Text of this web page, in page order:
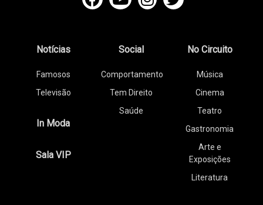
Notícias
Famosos
Televisão
In Moda
Sala VIP
Social
Comportamento
Tem Direito
Saúde
No Circuito
Música
Cinema
Teatro
Gastronomia
Arte e
Exposições
Literatura